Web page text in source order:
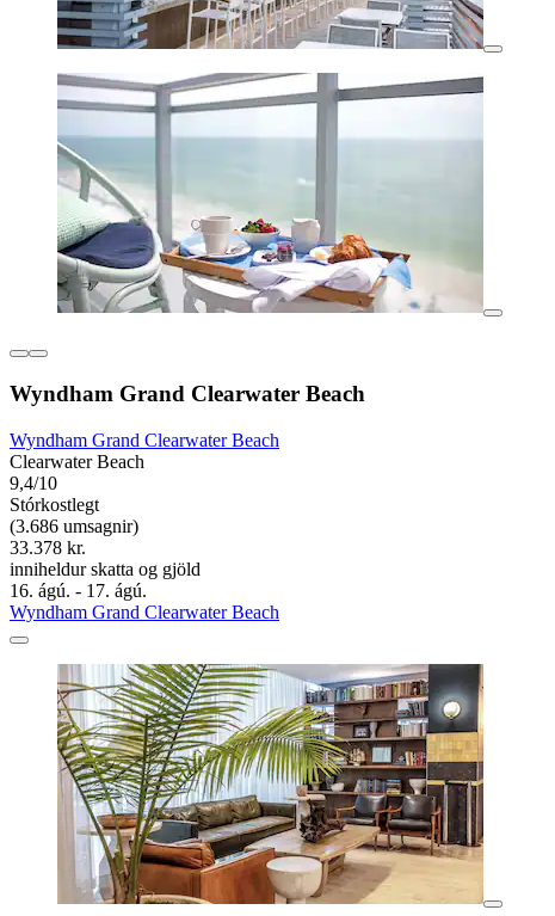
Wyndham Grand Clearwater Beach
Wyndham Grand Clearwater Beach
Clearwater Beach
9,4/10
Stórkostlegt
(3.686 umsagnir)
33.378 kr.
inniheldur skatta og gjöld
16. ágú. - 17. ágú.
Wyndham Grand Clearwater Beach